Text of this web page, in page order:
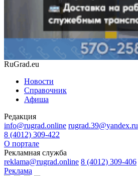
RuGrad.eu
Новости
Справочник
Афиша
Редакция
info@rugrad.online rugrad.39@yandex.ru
8 (4012) 309-422
О портале
Рекламная служба
reklama@rugrad.online 8 (4012) 309-406
Реклама